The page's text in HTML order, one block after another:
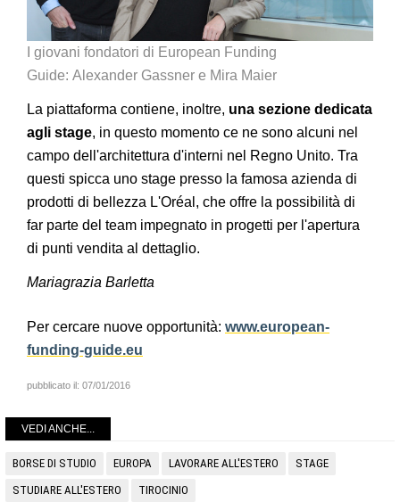
I giovani fondatori di European Funding
Guide: Alexander Gassner e Mira Maier
La piattaforma contiene, inoltre, una sezione dedicata
agli stage, in questo momento ce ne sono alcuni nel
campo dell'architettura d'interni nel Regno Unito. Tra
questi spicca uno stage presso la famosa azienda di
prodotti di bellezza L'Oréal, che offre la possibilità di
far parte del team impegnato in progetti per l'apertura
di punti vendita al dettaglio.
Mariagrazia Barletta
Per cercare nuove opportunità: www.european-
funding-guide.eu
pubblicato il: 07/01/2016
VEDI ANCHE...
BORSE DI STUDIO EUROPA LAVORARE ALL'ESTERO
STAGE
STUDIARE ALL'ESTERO
TIROCINIO